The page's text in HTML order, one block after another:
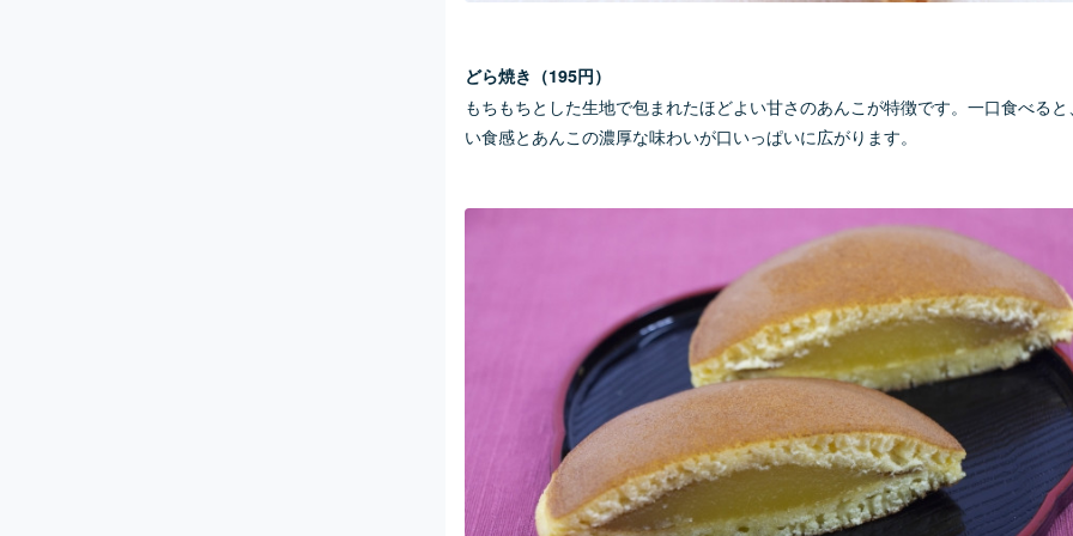
どら焼き（195円）
もちもちとした生地で包まれたほどよい甘さのあんこが特徴です。一口食べる
い食感とあんこの濃厚な味わいが口いっぱいに広がります。